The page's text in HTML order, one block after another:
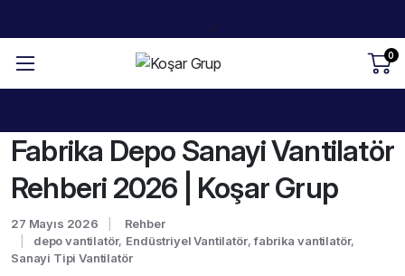
0
Fabrika Depo Sanayi Vantilatör
Rehberi 2026 | Koşar Grup
27 Mayıs 2026
Rehber
depo vantilatör, Endüstriyel Vantilatör,fabrika vantilatör,
Sanayi Tipi Vantilatör